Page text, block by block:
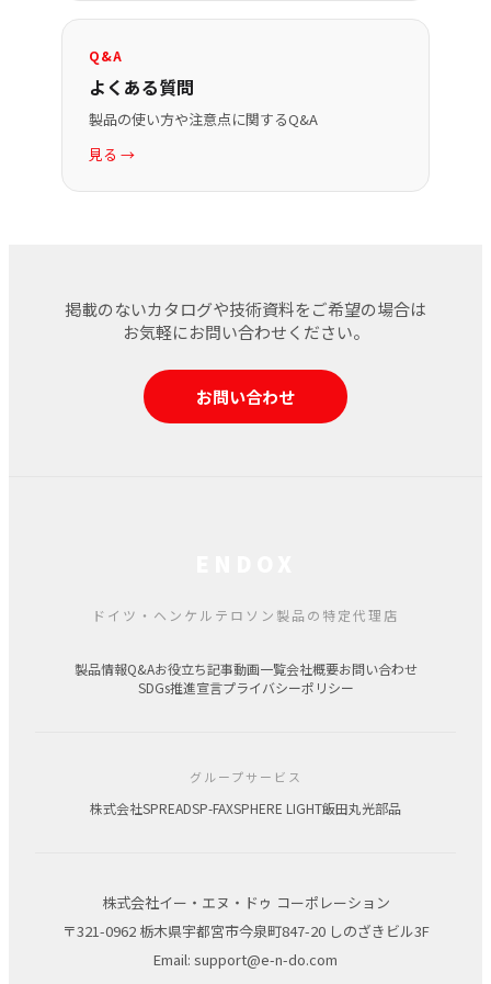
Q&A
よくある質問
製品の使い方や注意点に関するQ&A
見る →
掲載のないカタログや技術資料をご希望の場合は
お気軽にお問い合わせください。
お問い合わせ
ドイツ・ヘンケルテロソン製品の特定代理店
製品情報Q&Aお役立ち記事動画一覧会社概要お問い合わせ
SDGs推進宣言プライバシーポリシー
グループサービス
株式会社SPREADSP-FAXSPHERE LIGHT飯田丸光部品
株式会社イー・エヌ・ドゥ コーポレーション
〒321-0962 栃木県宇都宮市今泉町847-20 しのざきビル3F
Email: support@e-n-do.com